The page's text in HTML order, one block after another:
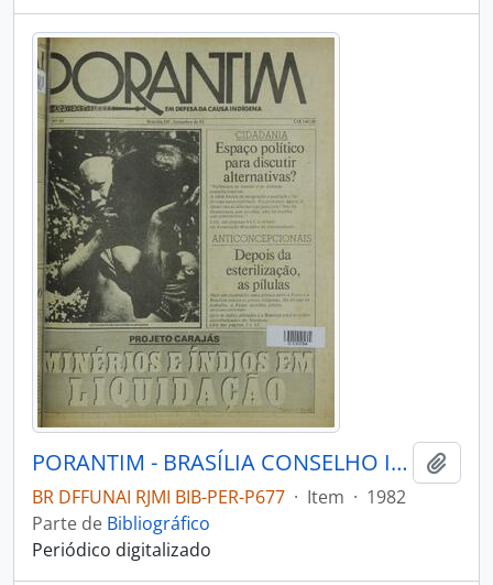
PORANTIM - BRASÍLIA CONSELHO INDIGENISTA MISSIONÁRIO - 1982 - Nº43
BR DFFUNAI RJMI BIB-PER-P677 · Item · 1982
Parte de Bibliográfico
Periódico digitalizado